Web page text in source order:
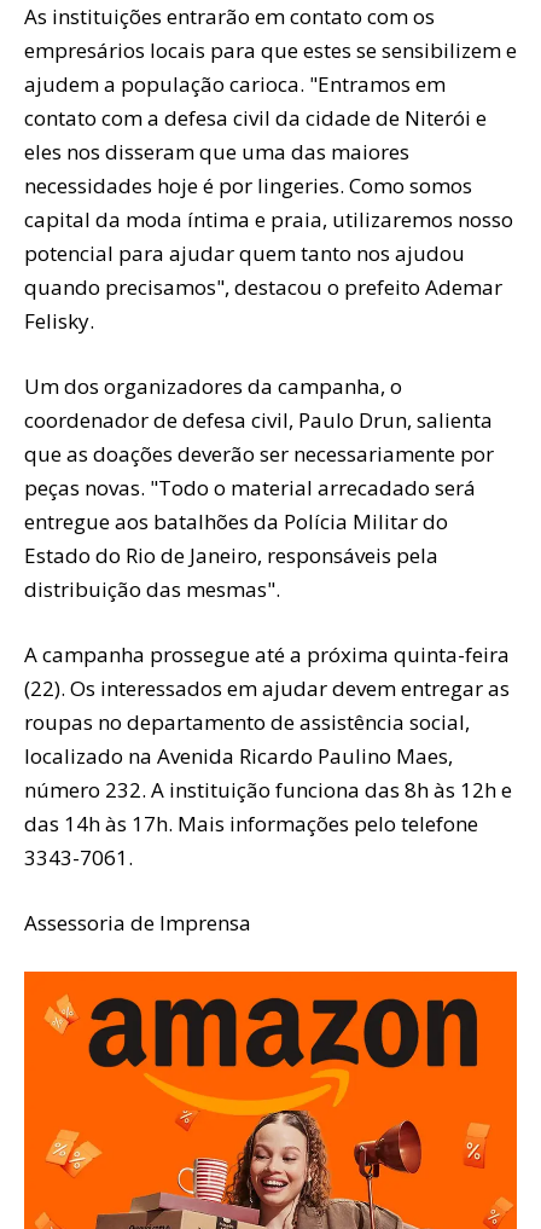
As instituições entrarão em contato com os
empresários locais para que estes se sensibilizem e
ajudem a população carioca. "Entramos em
contato com a defesa civil da cidade de Niterói e
eles nos disseram que uma das maiores
necessidades hoje é por lingeries. Como somos
capital da moda íntima e praia, utilizaremos nosso
potencial para ajudar quem tanto nos ajudou
quando precisamos", destacou o prefeito Ademar
Felisky.
Um dos organizadores da campanha, o
coordenador de defesa civil, Paulo Drun, salienta
que as doações deverão ser necessariamente por
peças novas. "Todo o material arrecadado será
entregue aos batalhões da Polícia Militar do
Estado do Rio de Janeiro, responsáveis pela
distribuição das mesmas".
A campanha prossegue até a próxima quinta-feira
(22). Os interessados em ajudar devem entregar as
roupas no departamento de assistência social,
localizado na Avenida Ricardo Paulino Maes,
número 232. A instituição funciona das 8h às 12h e
das 14h às 17h. Mais informações pelo telefone
3343-7061.
Assessoria de Imprensa